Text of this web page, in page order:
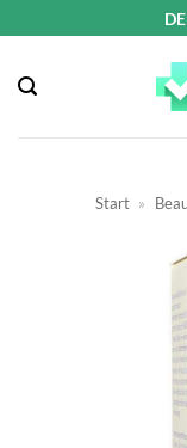
springen
Start »